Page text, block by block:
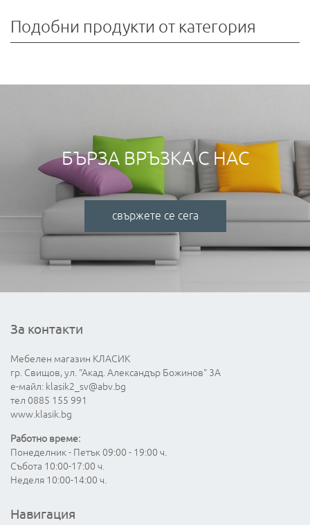
Подобни продукти от категория
БЪРЗА ВРЪЗКА С НАС
свържете се сега
За контакти
Мебелен магазин КЛАСИК
гр. Свищов, ул. "Акад. Александър Божинов" 3А
е-майл: klasik2_sv@abv.bg
тел 0885 155 991
www.klasik.bg
Работно време:
Понеделник - Петък 09:00 - 19:00 ч.
Събота 10:00-17:00 ч.
Неделя 10:00-14:00 ч.
Навигация